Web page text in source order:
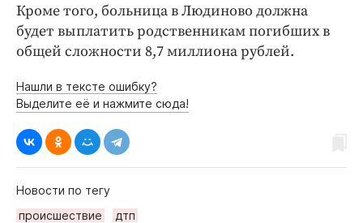
Кроме того, больница в Людиново должна
будет выплатить родственникам погибших в
общей сложности 8,7 миллиона рублей.
Нашли в тексте ошибку?
Выделите её и нажмите сюда!
Новости по тегу
происшествие
дтп